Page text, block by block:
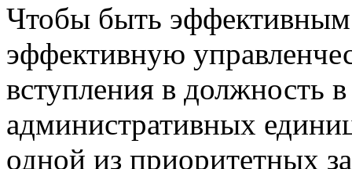
Чтобы быть
эффективную
вступления в должность
административных
одной из приоритетных